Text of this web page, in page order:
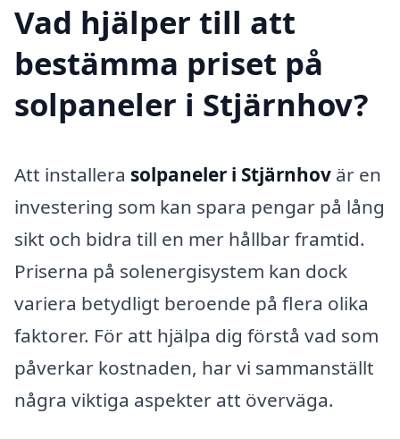
Vad hjälper till att
bestämma priset på
solpaneler i Stjärnhov?
Att installera solpaneler i Stjärnhov är en
investering som kan spara pengar på lång
sikt och bidra till en mer hållbar framtid.
Priserna på solenergisystem kan dock
variera betydligt beroende på flera olika
faktorer. För att hjälpa dig förstå vad som
påverkar kostnaden, har vi sammanställt
några viktiga aspekter att överväga.